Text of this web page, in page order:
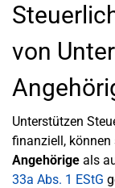
von
Unterstützen
finanziell, können
Angehörige als
33a Abs. 1 EStG